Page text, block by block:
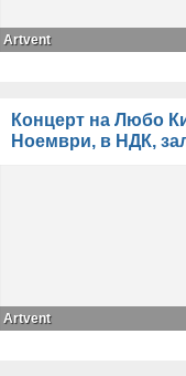
Artvent
Концерт на Любо
Ноември, в НДК,
Artvent